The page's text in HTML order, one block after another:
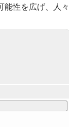
能性を広げ、人々
す。